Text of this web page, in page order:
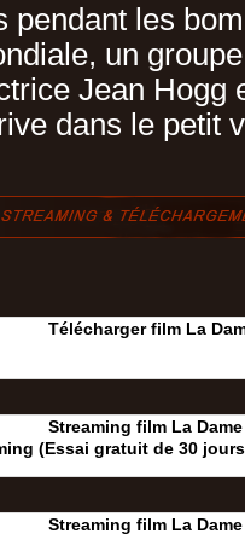
pendant les
un
Jean Hogg
dans le petit
Télécharger film La
Streaming film La
(Essai gratuit de 30
Streaming film La